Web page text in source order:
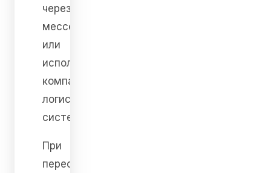
через
мессенджер
или
используемую
компанией
логистическую
систему.
При
пересечении